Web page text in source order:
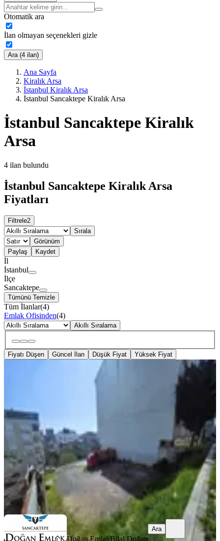
Otomatik ara
İlan olmayan seçenekleri gizle
Ara (4 ilan)
Ana Sayfa
Kiralık Arsa
İstanbul Kiralık Arsa
İstanbul Sancaktepe Kiralık Arsa
İstanbul Sancaktepe Kiralık
Arsa
4 ilan bulundu
İstanbul Sancaktepe Kiralık Arsa
Fiyatları
Filtrele2
Sırala
Görünüm
Paylaş
Kaydet
İl
İstanbul
İlçe
Sancaktepe
Tümünü Temizle
Tüm İlanlar(4)
Emlak Ofisinden(4)
Akıllı Sıralama
Fiyatı Düşen Güncel İlan Düşük Fiyat Yüksek Fiyat
Doğan Emlak 'tan Ortadağ 'da
Kiralık 337 Metrekare Boş Arsa
15.000 ₺
Doğan EmlakBilal Doğan
Ara
Doğan EmlakBilal Doğan
Ara